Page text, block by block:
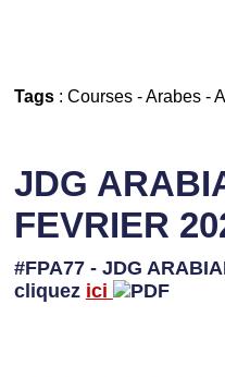
Tags: Courses-Arabes-
JDG
FEVRIER
#FPA77 - JDG
cliquez ici